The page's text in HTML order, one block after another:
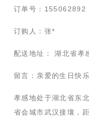
订单号：155062892
订购人：张*
配送地址： 湖北省孝
留言：亲爱的生日快
孝感地处于湖北省东
省会城市武汉接壤，